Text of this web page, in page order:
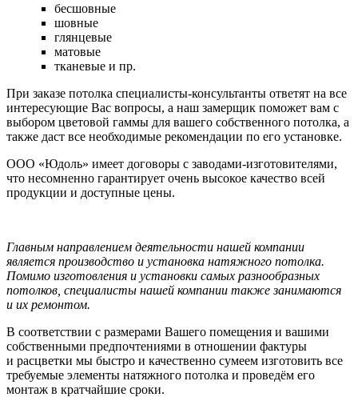
бесшовные
шовные
глянцевые
матовые
тканевые и пр.
При заказе потолка специалисты-консультанты ответят на все
интересующие Вас вопросы, а наш замерщик поможет вам с
выбором цветовой гаммы для вашего собственного потолка, а
также даст все необходимые рекомендации по его установке.
ООО «Юдоль» имеет договоры с заводами-изготовителями,
что несомненно гарантирует очень высокое качество всей
продукции и доступные цены.
Главным направлением деятельности нашей компании
является производство и установка натяжного потолка.
Помимо изготовления и установки самых разнообразных
потолков, специалисты нашей компании также занимаются
и их ремонтом.
В соответствии с размерами Вашего помещения и вашими
собственными предпочтениями в отношении фактуры
и расцветки мы быстро и качественно сумеем изготовить все
требуемые элементы натяжного потолка и проведём его
монтаж в кратчайшие сроки.